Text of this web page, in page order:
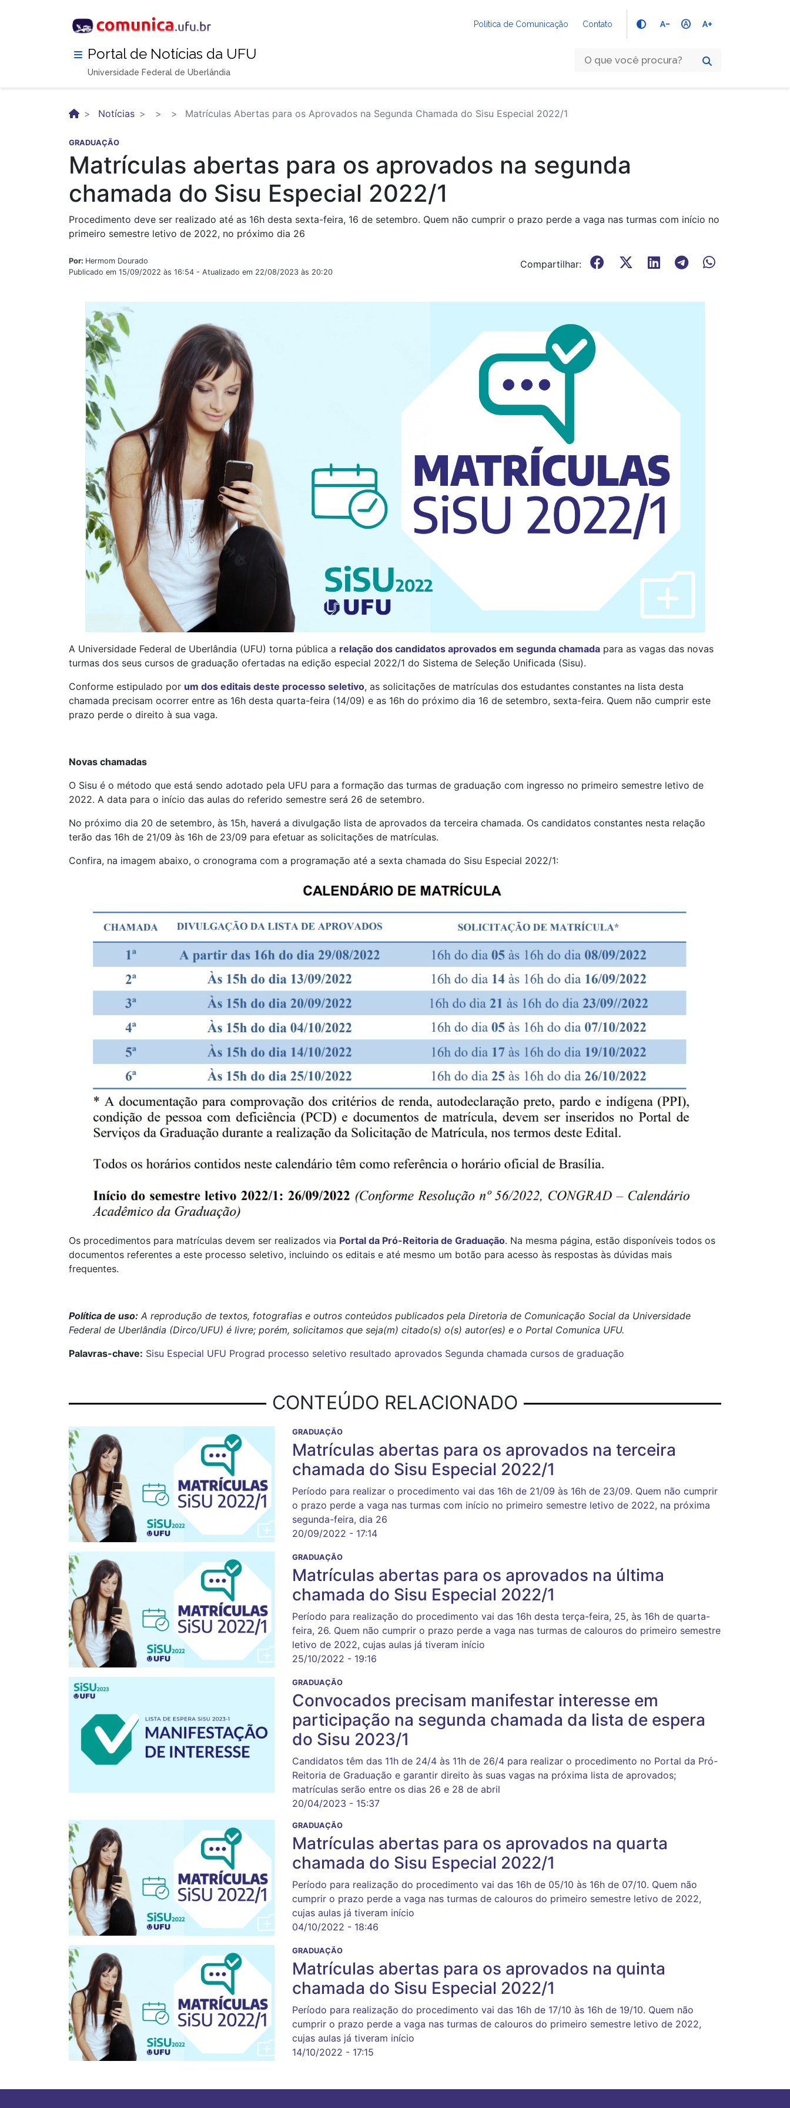
Política de Comunicação Contato text_decrease hdr_auto text_increase
Portal de Notícias da UFU
Universidade Federal de Uberlândia
Notícias Matrículas Abertas para os Aprovados na Segunda Chamada do Sisu Especial 2022/1
GRADUAÇÃO
Matrículas abertas para os aprovados na segunda
chamada do Sisu Especial 2022/1
Procedimento deve ser realizado até as 16h desta sexta-feira, 16 de setembro. Quem não cumprir o prazo perde a vaga nas turmas com início no
primeiro semestre letivo de 2022, no próximo dia 26
Por: Hermom Dourado
Publicado em 15/09/2022 às 16:54 - Atualizado em 22/08/2023 às 20:20
Compartilhar:
A Universidade Federal de Uberlândia (UFU) torna pública a relação dos candidatos aprovados em segunda chamada para as vagas das novas
turmas dos seus cursos de graduação ofertadas na edição especial 2022/1 do Sistema de Seleção Unificada (Sisu).
Conforme estipulado por um dos editais deste processo seletivo, as solicitações de matrículas dos estudantes constantes na lista desta
chamada precisam ocorrer entre as 16h desta quarta-feira (14/09) e as 16h do próximo dia 16 de setembro, sexta-feira. Quem não cumprir este
prazo perde o direito à sua vaga.
Novas chamadas
O Sisu é o método que está sendo adotado pela UFU para a formação das turmas de graduação com ingresso no primeiro semestre letivo de
2022. A data para o início das aulas do referido semestre será 26 de setembro.
No próximo dia 20 de setembro, às 15h, haverá a divulgação lista de aprovados da terceira chamada. Os candidatos constantes nesta relação
terão das 16h de 21/09 às 16h de 23/09 para efetuar as solicitações de matrículas.
Confira, na imagem abaixo, o cronograma com a programação até a sexta chamada do Sisu Especial 2022/1:
Os procedimentos para matrículas devem ser realizados via Portal da Pró-Reitoria de Graduação. Na mesma página, estão disponíveis todos os
documentos referentes a este processo seletivo, incluindo os editais e até mesmo um botão para acesso às respostas às dúvidas mais
frequentes.
Política de uso: A reprodução de textos, fotografias e outros conteúdos publicados pela Diretoria de Comunicação Social da Universidade
Federal de Uberlândia (Dirco/UFU) é livre; porém, solicitamos que seja(m) citado(s) o(s) autor(es) e o Portal Comunica UFU.
Palavras-chave: Sisu Especial UFU Prograd processo seletivo resultado aprovados Segunda chamada cursos de graduação
CONTEÚDO RELACIONADO
GRADUAÇÃO
Matrículas abertas para os aprovados na terceira
chamada do Sisu Especial 2022/1
Período para realizar o procedimento vai das 16h de 21/09 às 16h de 23/09. Quem não cumprir
o prazo perde a vaga nas turmas com início no primeiro semestre letivo de 2022, na próxima
segunda-feira, dia 26
20/09/2022 - 17:14
GRADUAÇÃO
Matrículas abertas para os aprovados na última
chamada do Sisu Especial 2022/1
Período para realização do procedimento vai das 16h desta terça-feira, 25, às 16h de quarta-
feira, 26. Quem não cumprir o prazo perde a vaga nas turmas de calouros do primeiro semestre
letivo de 2022, cujas aulas já tiveram início
25/10/2022 - 19:16
GRADUAÇÃO
Convocados precisam manifestar interesse em
participação na segunda chamada da lista de espera
do Sisu 2023/1
Candidatos têm das 11h de 24/4 às 11h de 26/4 para realizar o procedimento no Portal da Pró-
Reitoria de Graduação e garantir direito às suas vagas na próxima lista de aprovados;
matrículas serão entre os dias 26 e 28 de abril
20/04/2023 - 15:37
GRADUAÇÃO
Matrículas abertas para os aprovados na quarta
chamada do Sisu Especial 2022/1
Período para realização do procedimento vai das 16h de 05/10 às 16h de 07/10. Quem não
cumprir o prazo perde a vaga nas turmas de calouros do primeiro semestre letivo de 2022,
cujas aulas já tiveram início
04/10/2022 - 18:46
GRADUAÇÃO
Matrículas abertas para os aprovados na quinta
chamada do Sisu Especial 2022/1
Período para realização do procedimento vai das 16h de 17/10 às 16h de 19/10. Quem não
cumprir o prazo perde a vaga nas turmas de calouros do primeiro semestre letivo de 2022,
cujas aulas já tiveram início
14/10/2022 - 17:15